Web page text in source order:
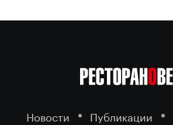
Новости Публикации